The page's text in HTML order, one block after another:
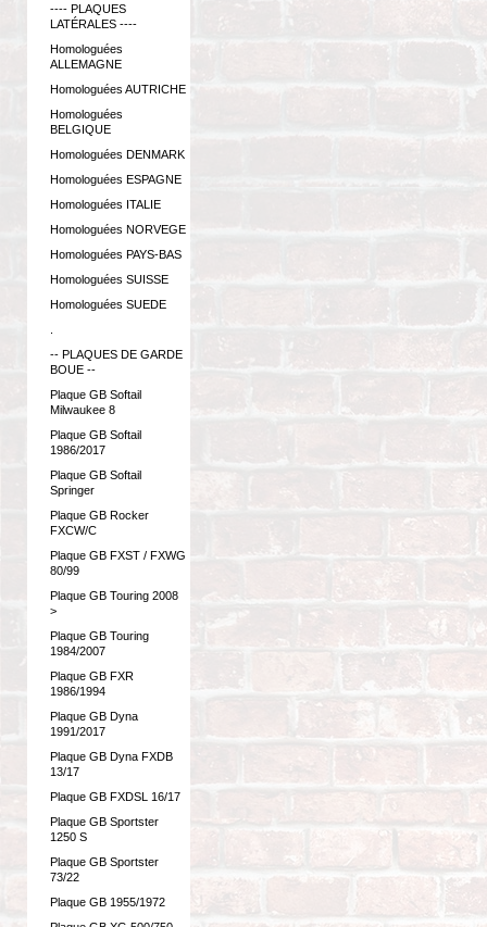
---- PLAQUES
LATÉRALES ----
Homologuées
ALLEMAGNE
Homologuées AUTRICHE
Homologuées
BELGIQUE
Homologuées DENMARK
Homologuées ESPAGNE
Homologuées ITALIE
Homologuées NORVEGE
Homologuées PAYS-BAS
Homologuées SUISSE
Homologuées SUEDE
-- PLAQUES DE GARDE
BOUE --
Plaque GB Softail
Milwaukee 8
Plaque GB Softail
1986/2017
Plaque GB Softail
Springer
Plaque GB Rocker
FXCW/C
Plaque GB FXST / FXWG
80/99
Plaque GB Touring 2008
>
Plaque GB Touring
1984/2007
Plaque GB FXR
1986/1994
Plaque GB Dyna
1991/2017
Plaque GB Dyna FXDB
13/17
Plaque GB FXDSL 16/17
Plaque GB Sportster
1250 S
Plaque GB Sportster
73/22
Plaque GB 1955/1972